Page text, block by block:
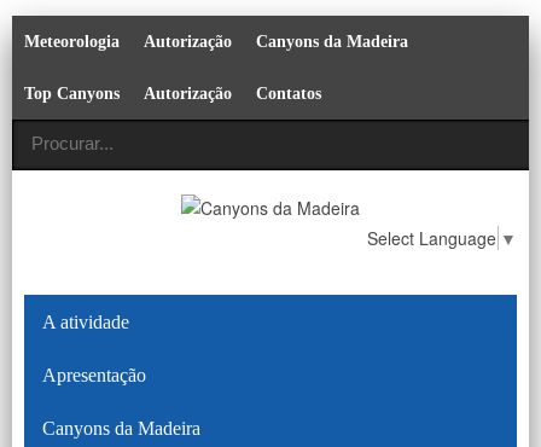
Meteorologia Autorização Canyons da Madeira
Top Canyons Autorização Contatos
Select Language ▼
A atividade
Apresentação
Canyons da Madeira